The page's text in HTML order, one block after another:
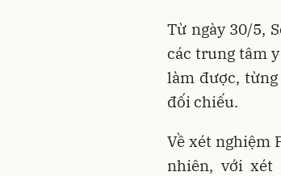
Từ ngày 30/5,
các trung tâm
làm được,
đối chiếu.
Về xét nghiệm
nhiên, với xét